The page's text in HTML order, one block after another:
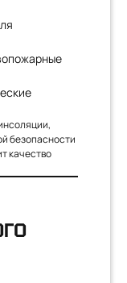
безопасности
качество